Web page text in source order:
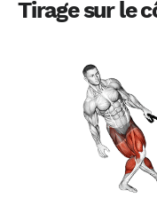
Tirage sur le